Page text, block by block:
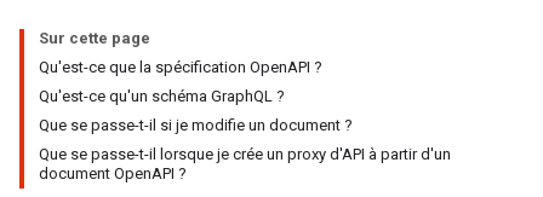
Sur cette page
Qu'est-ce que la spécification OpenAPI ?
Qu'est-ce qu'un schéma GraphQL ?
Que se passe-t-il si je modifie un document ?
Que se passe-t-il lorsque je crée un proxy d'API à partir d'un
document OpenAPI ?